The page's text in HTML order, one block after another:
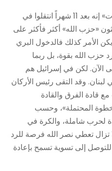
وقالت صحيفة «يديعوت أحرونوت» إنه بعد 11 شهراً انتقلوا في
«حزب الله» أكثر فأكثر على
الأمر كذلك فالدخول البري
حزب الله بقوة، بل ربما
الآن. لكن في إسرائيل هم
وقد التقى رئيس الأركان
قادة الفرق والقادة
المحتملة»، وحسب
لحرب شاملة، والكرة في
تعطي نصر الله فرصة للرد
إلى تسوية تسمح بإعادة